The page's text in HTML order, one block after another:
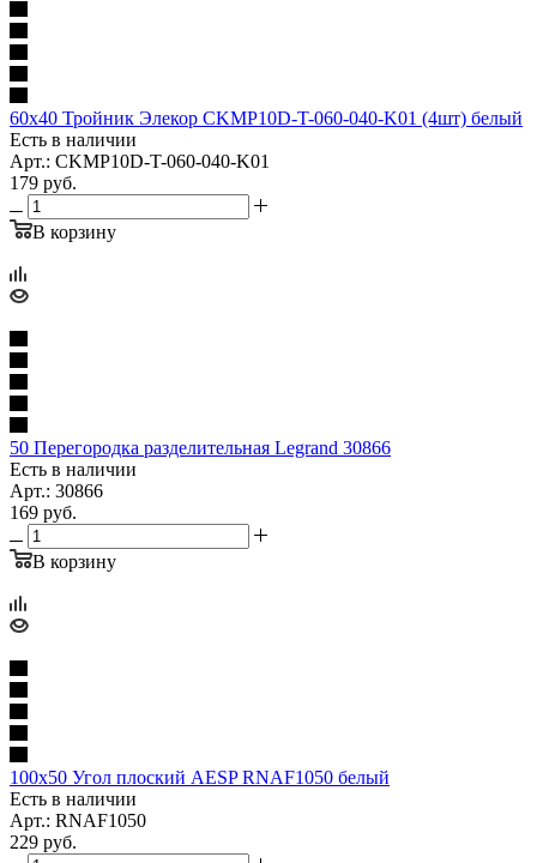
60х40 Тройник Элекор CKMP10D-T-060-040-K01 (4шт) белый
Есть в наличии
Арт.: CKMP10D-T-060-040-K01
179 руб.
В корзину
50 Перегородка разделительная Legrand 30866
Есть в наличии
Арт.: 30866
169 руб.
В корзину
100x50 Угол плоский AESP RNAF1050 белый
Есть в наличии
Арт.: RNAF1050
229 руб.